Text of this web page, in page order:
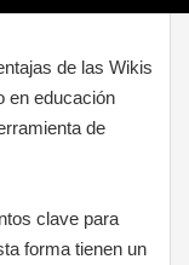
de las Wikis
en educación
de
clave para
forma tienen un